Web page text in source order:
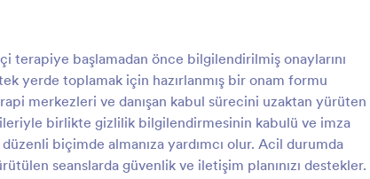
terapiye başlamadan önce bilgilendirilmiş onaylarını
yerde toplamak için hazırlanmış bir onam formu
merkezleri ve danışan kabul sürecini uzaktan yürüten
birlikte gizlilik bilgilendirmesinin kabulü ve imza
biçimde almanıza yardımcı olur. Acil durumda
seanslarda güvenlik ve iletişim planınızı destekler.
:
Açık Rıza Formu